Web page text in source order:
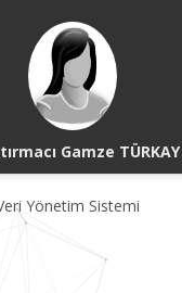
Gamze TÜRKAY
Yönetim Sistemi